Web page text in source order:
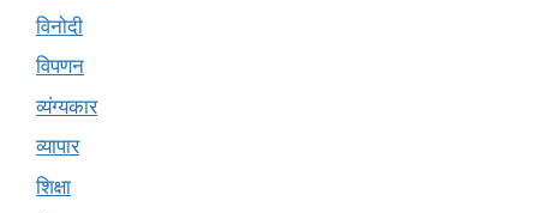
विनोदी
विपणन
व्यंग्यकार
व्यापार
शिक्षा